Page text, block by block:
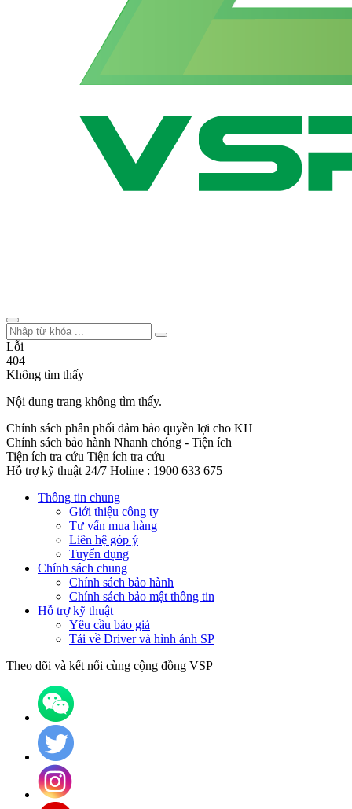
Lỗi
404
Không tìm thấy
Nội dung trang không tìm thấy.
Chính sách phân phối đảm bảo quyền lợi cho KH
Chính sách bảo hành Nhanh chóng - Tiện ích
Tiện ích tra cứu Tiện ích tra cứu
Hỗ trợ kỹ thuật 24/7 Holine : 1900 633 675
Thông tin chung
Giới thiệu công ty
Tư vấn mua hàng
Liên hệ góp ý
Tuyển dụng
Chính sách chung
Chính sách bảo hành
Chính sách bảo mật thông tin
Hỗ trợ kỹ thuật
Yêu cầu báo giá
Tải về Driver và hình ảnh SP
Theo dõi và kết nối cùng cộng đồng VSP